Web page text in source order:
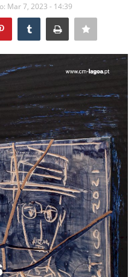
Mar 7, 2023 - 14:39